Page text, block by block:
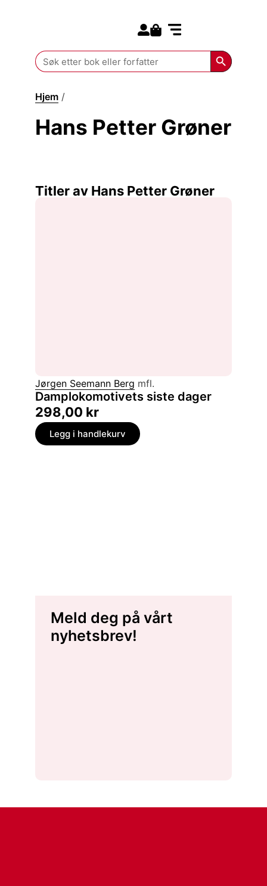
Search
for:
Search
Hjem /
Hans Petter Grøner
Titler av Hans Petter Grøner
Jørgen Seemann Berg mfl.
Damplokomotivets siste dager
298,00 kr
Legg i handlekurv
Meld deg på vårt
nyhetsbrev!